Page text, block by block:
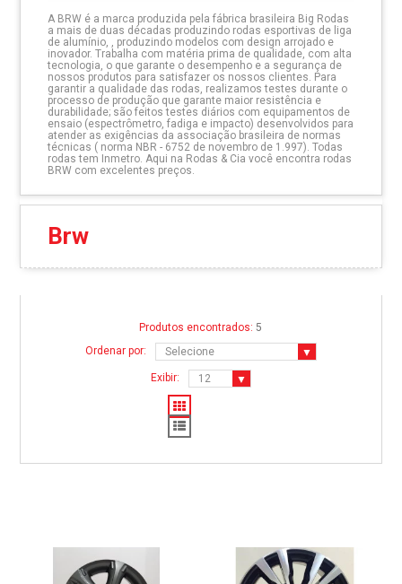
A BRW é a marca produzida pela fábrica brasileira Big Rodas
a mais de duas décadas produzindo rodas esportivas de liga
de alumínio, , produzindo modelos com design arrojado e
inovador. Trabalha com matéria prima de qualidade, com alta
tecnologia, o que garante o desempenho e a segurança de
nossos produtos para satisfazer os nossos clientes. Para
garantir a qualidade das rodas, realizamos testes durante o
processo de produção que garante maior resistência e
durabilidade; são feitos testes diários com equipamentos de
ensaio (espectrômetro, fadiga e impacto) desenvolvidos para
atender as exigências da associação brasileira de normas
técnicas ( norma NBR - 6752 de novembro de 1.997). Todas
rodas tem Inmetro. Aqui na Rodas & Cia você encontra rodas
BRW com excelentes preços.
Brw
Produtos encontrados:5
Ordenar por:
Exibir: